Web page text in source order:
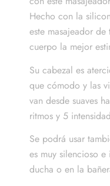
Hecho con la
este masajeador de
cuerpo la mejor
Su cabezal es
que cómodo y las
van desde suaves
ritmos y 5
Se podrá usar
es muy silencioso
ducha o en la